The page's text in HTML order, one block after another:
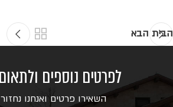
הבית הבא
לפרטים נוספים
השאירו פרטים ואנחנו